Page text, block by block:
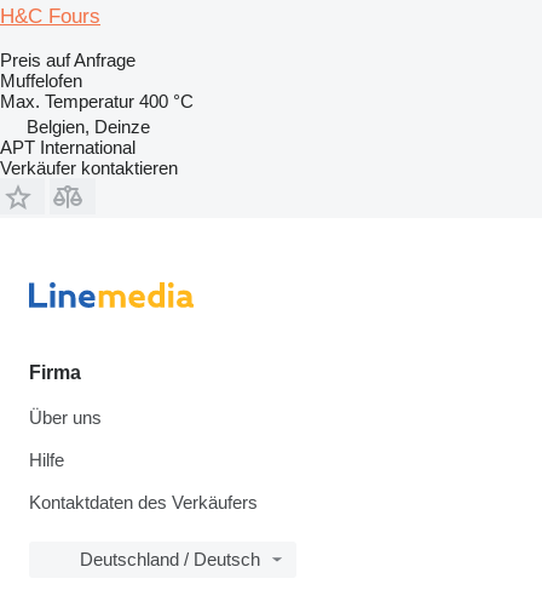
H&C Fours
Preis auf Anfrage
Muffelofen
Max. Temperatur 400 °C
Belgien, Deinze
APT International
Verkäufer kontaktieren
Firma
Über uns
Hilfe
Kontaktdaten des Verkäufers
Deutschland / Deutsch